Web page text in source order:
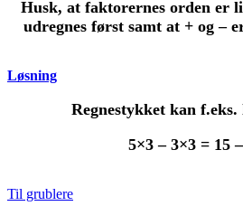
Husk, at faktorernes orden er
udregnes først samt at + og –
Løsning
Regnestykket kan f.eks.
5×3 – 3×3 = 15
Til grublere